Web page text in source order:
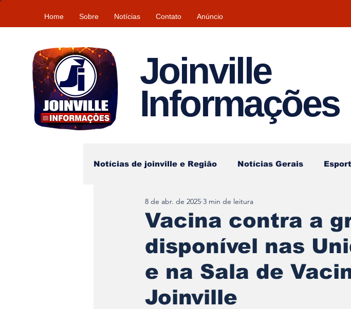
Home Sobre Notícias Contato Anúncio
Joinville
Informações
Notícias de joinville e Região Notícias Gerais
Tempo\clima
Vacina contra a
disponível nas
e na Sala de
Joinville
8 de abr. de 2025 3 min de leitura